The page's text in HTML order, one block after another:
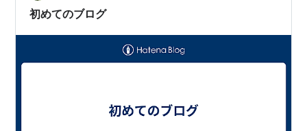
テンパリスト」をごっちゃんが小学生に上がるまでの期
初めてのブログ